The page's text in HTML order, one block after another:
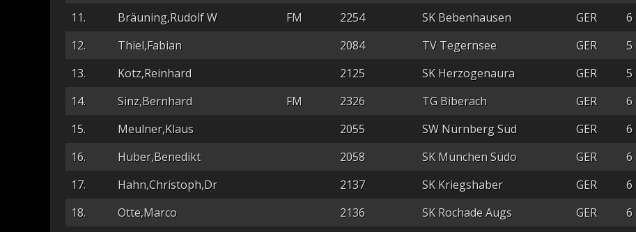
11.
Bräuning,Rudolf W FM 2254 SK Bebenhausen GER 6
12.
Thiel,Fabian 2084 TV Tegernsee GER 5
13.
Kotz,Reinhard 2125 SK Herzogenaura GER 5
14.
Sinz,Bernhard FM 2326 TG Biberach GER 6
15.
Meulner,Klaus 2055 SW Nürnberg Süd GER 6
16.
Huber,Benedikt 2058 SK München Südo GER 6
17.
Hahn,Christoph,Dr 2137 SK Kriegshaber GER 6
18.
Otte,Marco 2136 SK Rochade Augs GER 6